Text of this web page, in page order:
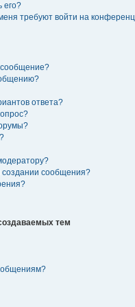
его?
требуют войти на
сообщение?
ответа?
создании сообщения?
тем